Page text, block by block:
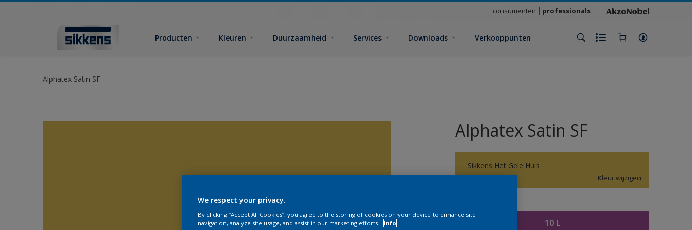
consumenten professionals
Producten Kleuren Duurzaamheid Services Downloads Verkooppunten
Alphatex Satin SF
Alphatex Satin SF
Sikkens Het Gele Huis
Kleur wijzigen
10 L
We respect your privacy.
By clicking “Accept All Cookies”, you agree to the storing of cookies on your device to enhance site
navigation, analyze site usage, and assist in our marketing efforts.
Info